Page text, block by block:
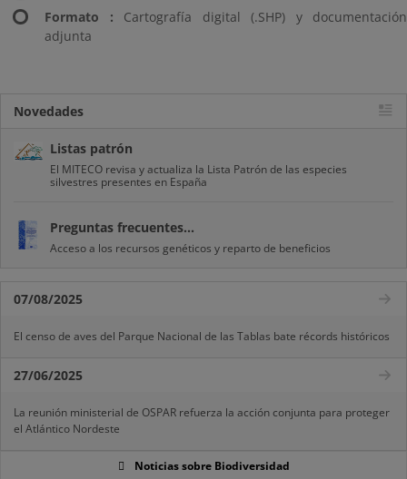
Formato : Cartografía digital (.SHP) y documentación
adjunta
Novedades
Listas patrón
El MITECO revisa y actualiza la Lista Patrón de las especies
silvestres presentes en España
Preguntas frecuentes...
Acceso a los recursos genéticos y reparto de beneficios
07/08/2025
El censo de aves del Parque Nacional de las Tablas bate récords históricos
27/06/2025
La reunión ministerial de OSPAR refuerza la acción conjunta para proteger
el Atlántico Nordeste
Noticias sobre Biodiversidad